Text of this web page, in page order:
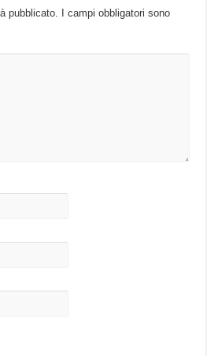
pubblicato.
I campi obbligatori sono